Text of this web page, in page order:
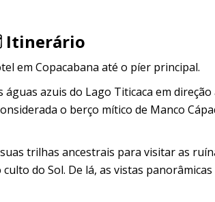
em Copacabana até o píer principal.
azuis do Lago Titicaca em direção
o berço mítico de Manco
trilhas ancestrais para visitar as
do Sol. De lá, as vistas